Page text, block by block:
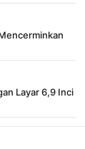
Layar 6,9 Inci